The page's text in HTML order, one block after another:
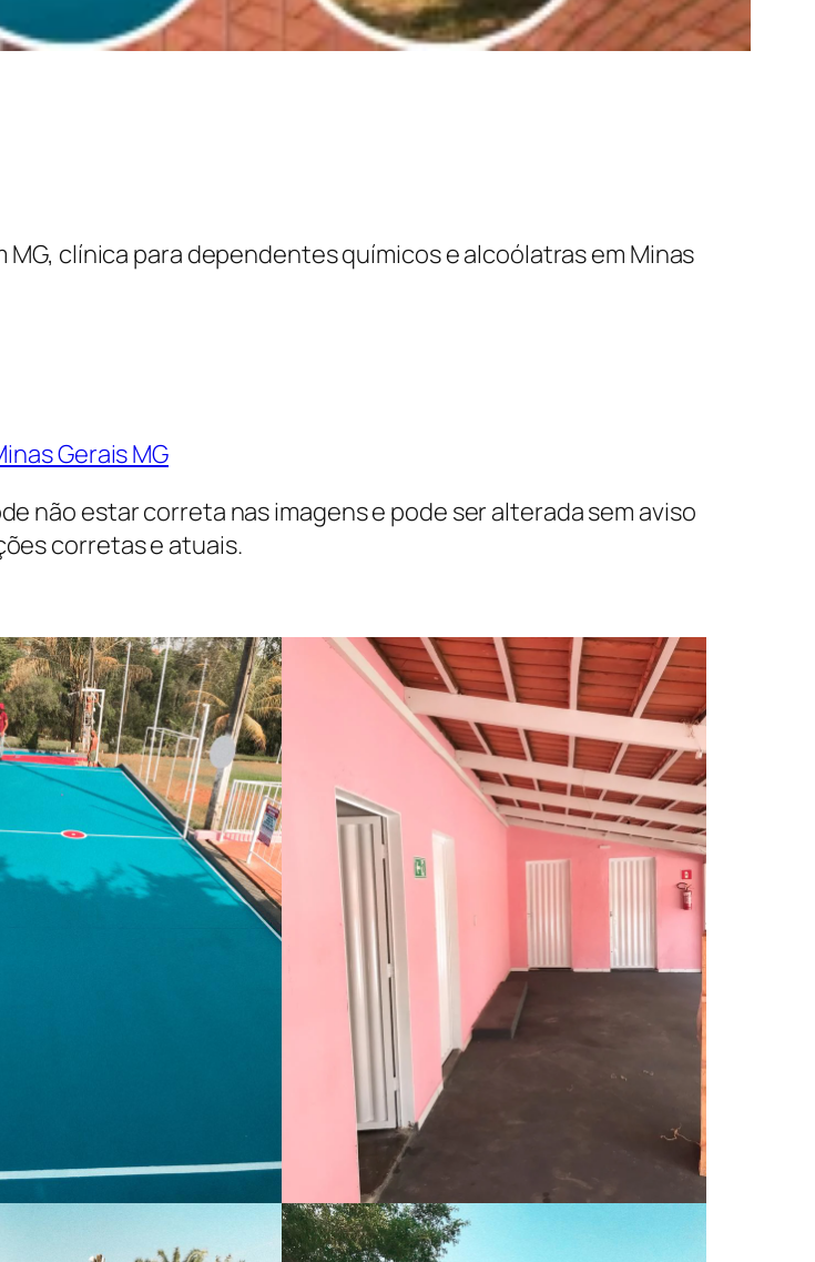
clínica para dependentes químicos e alcoólatras em Minas
Gerais MG
não estar correta nas imagens e pode ser alterada sem aviso
corretas e atuais.